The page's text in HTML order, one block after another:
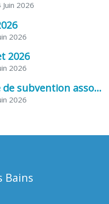
2026
2026
2026
2026
CERFA demande de subvention association
2026
Bains